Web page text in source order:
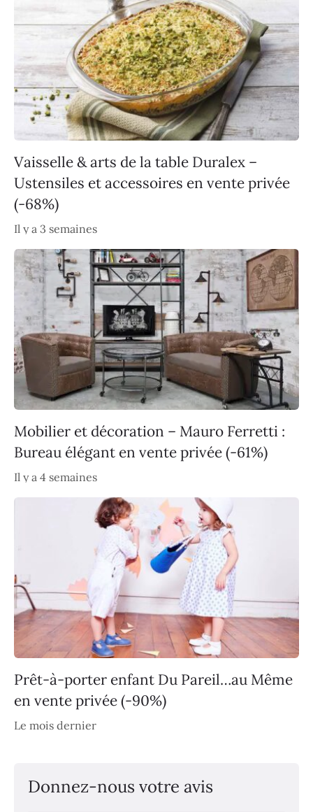
Vaisselle & arts de la table Duralex –
Ustensiles et accessoires en vente privée
(-68%)
Il y a 3 semaines
Mobilier et décoration – Mauro Ferretti :
Bureau élégant en vente privée (-61%)
Il y a 4 semaines
Prêt-à-porter enfant Du Pareil…au Même
en vente privée (-90%)
Le mois dernier
Donnez-nous votre avis